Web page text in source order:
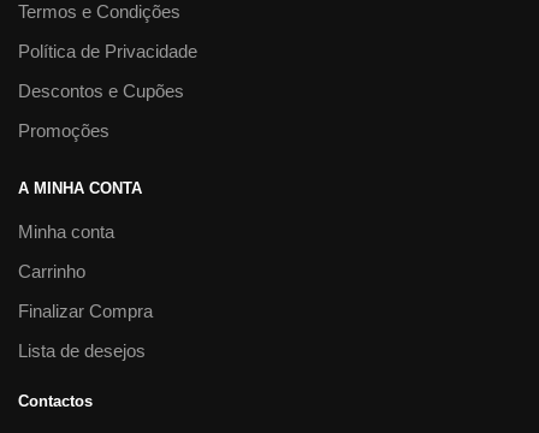
Termos e Condições
Política de Privacidade
Descontos e Cupões
Promoções
A MINHA CONTA
Minha conta
Carrinho
Finalizar Compra
Lista de desejos
Contactos